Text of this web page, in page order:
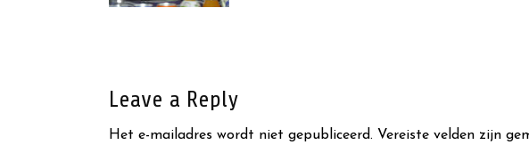
Leave a Reply
Het e-mailadres wordt niet gepubliceerd. Vereiste velden zijn